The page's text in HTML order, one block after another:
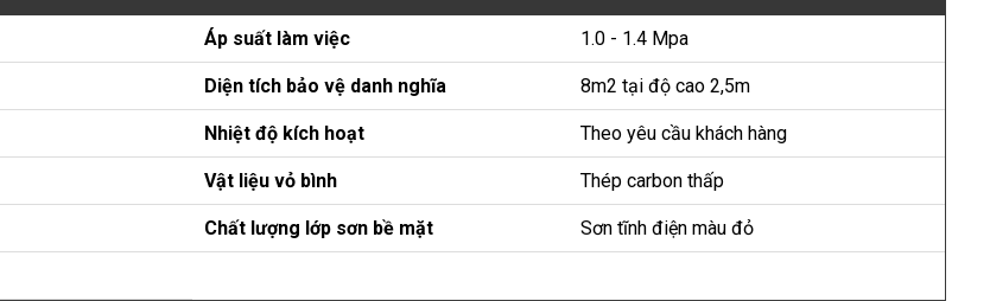
Áp suất làm việc 1.0 - 1.4 Mpa
Diện tích bảo vệ danh nghĩa 8m2 tại độ cao 2,5m
Nhiệt độ kích hoạt Theo yêu cầu khách hàng
Vật liệu vỏ bình Thép carbon thấp
Chất lượng lớp sơn bề mặt Sơn tĩnh điện màu đỏ